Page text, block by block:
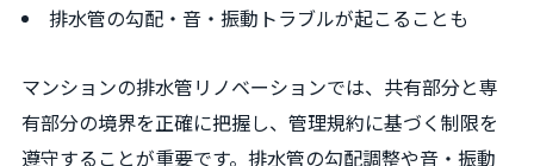
排水管の勾配・音・振動トラブルが起こることも
マンションの排水管リノベーションでは、共有部分と専
有部分の境界を正確に把握し、管理規約に基づく制限を
遵守することが重要です。排水管の勾配調整や音・振動